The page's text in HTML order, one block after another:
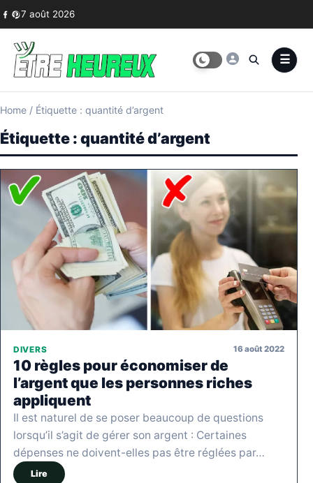
Skip to content
7 août 2026
Home / Étiquette : quantité d’argent
Étiquette :quantité d’argent
DIVERS 16 août 2022
10 règles pour économiser de
l’argent que les personnes riches
appliquent
Il est naturel de se poser beaucoup de questions
lorsqu’il s’agit de gérer son argent : Certaines
dépenses ne doivent-elles pas être réglées par…
Lire